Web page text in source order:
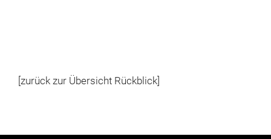
[zurück zur Übersicht Rückblick]